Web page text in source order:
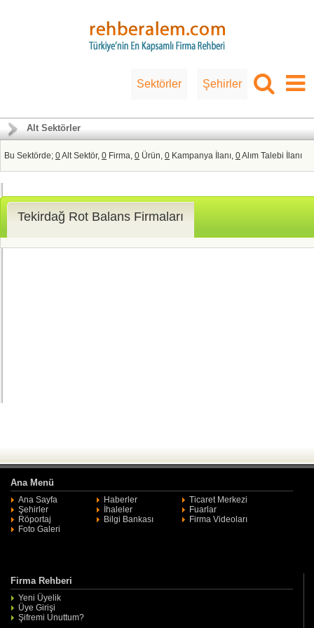
Sektörler Şehirler
Alt Sektörler
Bu Sektörde; 0Alt Sektör, 0 Firma, 0 Ürün, 0 Kampanya İlanı, 0Alım Talebi İlanı
Tekirdağ Rot Balans Firmaları
Ana Menü
Ana Sayfa Haberler
Ticaret Merkezi
Şehirler
İhaleler
Fuarlar
Röportaj
Bilgi Bankası
Firma Videoları
Foto Galeri
Firma Rehberi
Yeni Üyelik
Üye Girişi
Şifremi Unuttum?